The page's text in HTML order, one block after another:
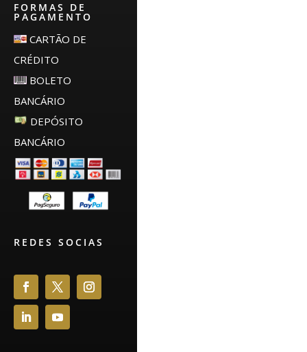
FORMAS DE
PAGAMENTO
CARTÃO DE
CRÉDITO
BOLETO
BANCÁRIO
DEPÓSITO
BANCÁRIO
REDES SOCIAS